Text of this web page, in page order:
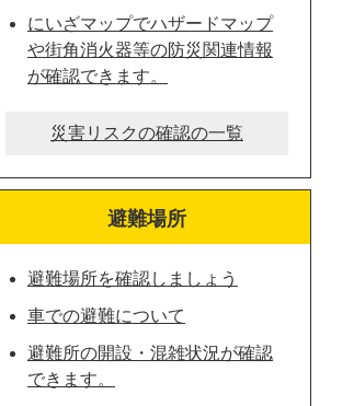
にいざマップでハザードマップ
や街角消火器等の防災関連情報
が確認できます。
災害リスクの確認の一覧
避難場所
避難場所を確認しましょう
車での避難について
避難所の開設・混雑状況が確認
できます。